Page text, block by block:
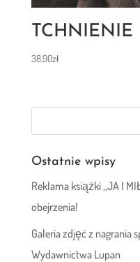
TCHNIENIE
38,90zł
Ostatnie wpisy
Reklama książki ,,JA I
obejrzenia!
Galeria zdjęć z nagrania
Wydawnictwa Lupan